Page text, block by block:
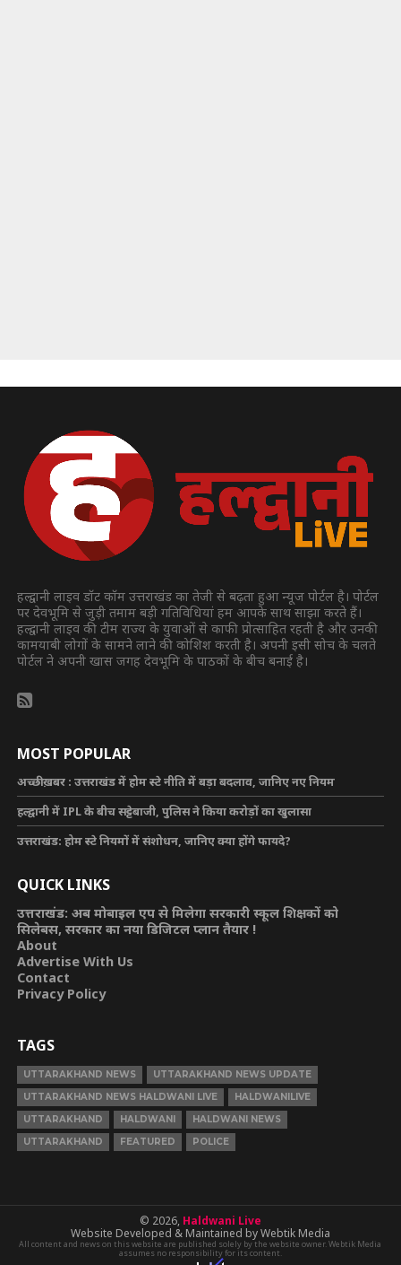
हल्द्वानी लाइव डॉट कॉम उत्तराखंड का तेजी से बढ़ता हुआ न्यूज पोर्टल है। पोर्टल
पर देवभूमि से जुड़ी तमाम बड़ी गतिविधियां हम आपके साथ साझा करते हैं।
हल्द्वानी लाइव की टीम राज्य के युवाओं से काफी प्रोत्साहित रहती है और उनकी
कामयाबी लोगों के सामने लाने की कोशिश करती है। अपनी इसी सोच के चलते
पोर्टल ने अपनी खास जगह देवभूमि के पाठकों के बीच बनाई है।
MOST POPULAR
अच्छी ख़बर : उत्तराखंड में होम स्टे नीति में बड़ा बदलाव, जानिए नए नियम
हल्द्वानी में IPL के बीच सट्टेबाजी, पुलिस ने किया करोड़ों का खुलासा
उत्तराखंड: होम स्टे नियमों में संशोधन, जानिए क्या होंगे फायदे?
QUICK LINKS
उत्तराखंड: अब मोबाइल एप से मिलेगा सरकारी स्कूल शिक्षकों को
सिलेबस, सरकार का नया डिजिटल प्लान तैयार !
About
Advertise With Us
Contact
Privacy Policy
TAGS
UTTARAKHAND NEWS
UTTARAKHAND NEWS UPDATE
UTTARAKHAND NEWS HALDWANI LIVE
HALDWANILIVE
UTTARAKHAND
HALDWANI
HALDWANI NEWS
UTTARAKHAND
FEATURED POLICE
© 2026, Haldwani Live
Website Developed & Maintained by Webtik Media
All content and news on this website are published solely by the website owner. Webtik Media
assumes no responsibility for its content.